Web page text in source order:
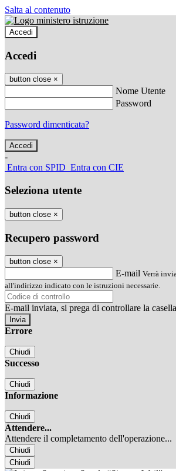
Salta al contenuto
Accedi
Accedi
button close ×
Nome Utente
Password
Password dimenticata?
-
Entra con SPID Entra con CIE
Seleziona utente
button close ×
Recupero password
button close ×
E-mail Verrà
all'indirizzo indicato con le istruzioni necessarie.
E-mail inviata, si prega di controllare la
Errore
Chiudi
Successo
Chiudi
Informazione
Chiudi
Attendere...
Attendere il completamento dell'operazione...
Chiudi
Chiudi